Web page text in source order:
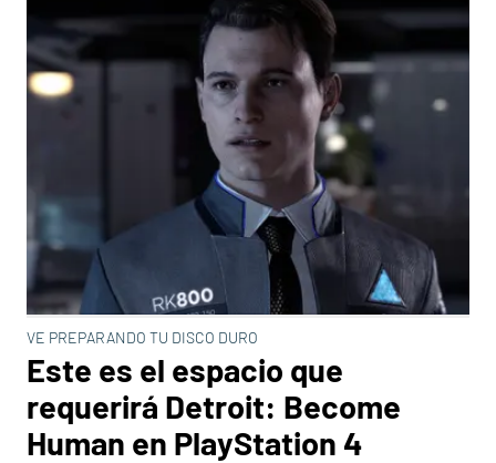
VE PREPARANDO TU DISCO DURO
Este es el espacio que
requerirá Detroit: Become
Human en PlayStation 4